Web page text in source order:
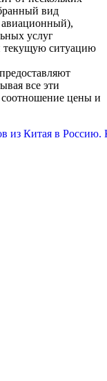
вид
авиационный),
услуг
текущую ситуацию
все эти
цены и